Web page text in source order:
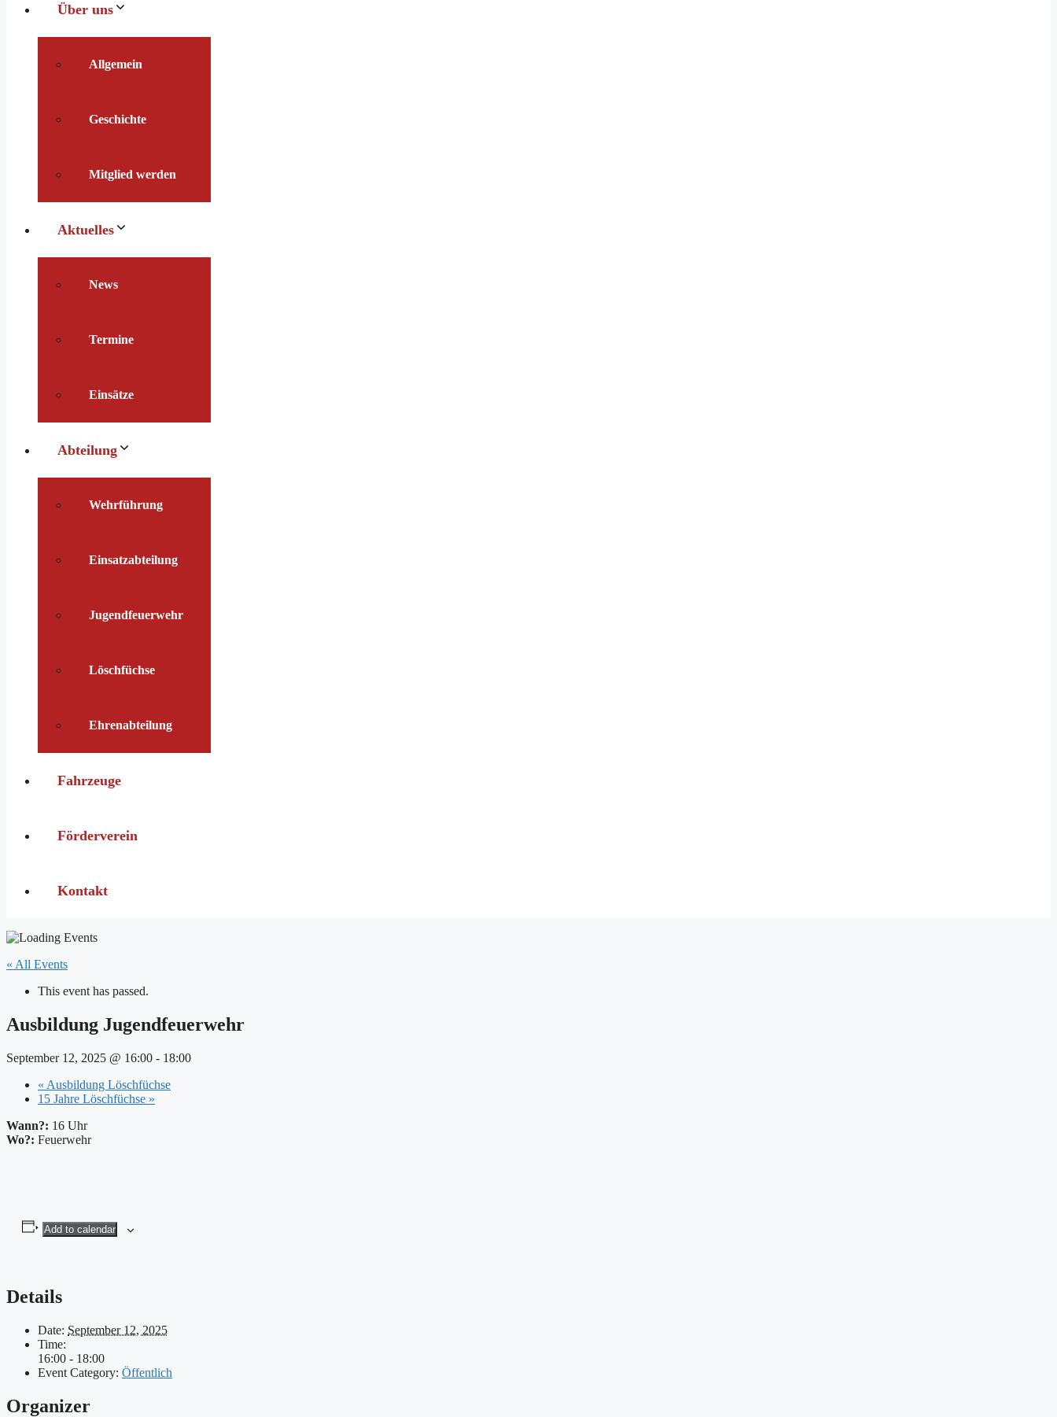
Über uns
Allgemein
Geschichte
Mitglied werden
Aktuelles
News
Termine
Einsätze
Abteilung
Wehrführung
Einsatzabteilung
Jugendfeuerwehr
Löschfüchse
Ehrenabteilung
Fahrzeuge
Förderverein
Kontakt
« All Events
This event has passed.
Ausbildung Jugendfeuerwehr
September 12, 2025 @ 16:00 - 18:00
« Ausbildung Löschfüchse
15 Jahre Löschfüchse »
Wann?: 16 Uhr
Wo?: Feuerwehr
Add to calendar
Details
Date: September 12, 2025
Time:
16:00 - 18:00
Event Category: Öffentlich
Organizer